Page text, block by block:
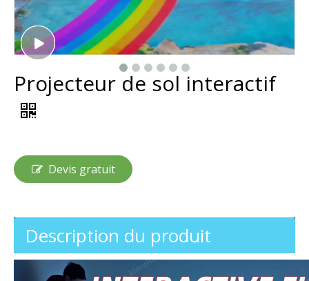
Projecteur de sol interactif
Devis gratuit
Description du produit